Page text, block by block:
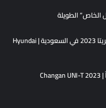
الخاص” الطويلة
مواصفات وأسعار هيونداي جراند كريتا 2023 في السعودية | Hyundai